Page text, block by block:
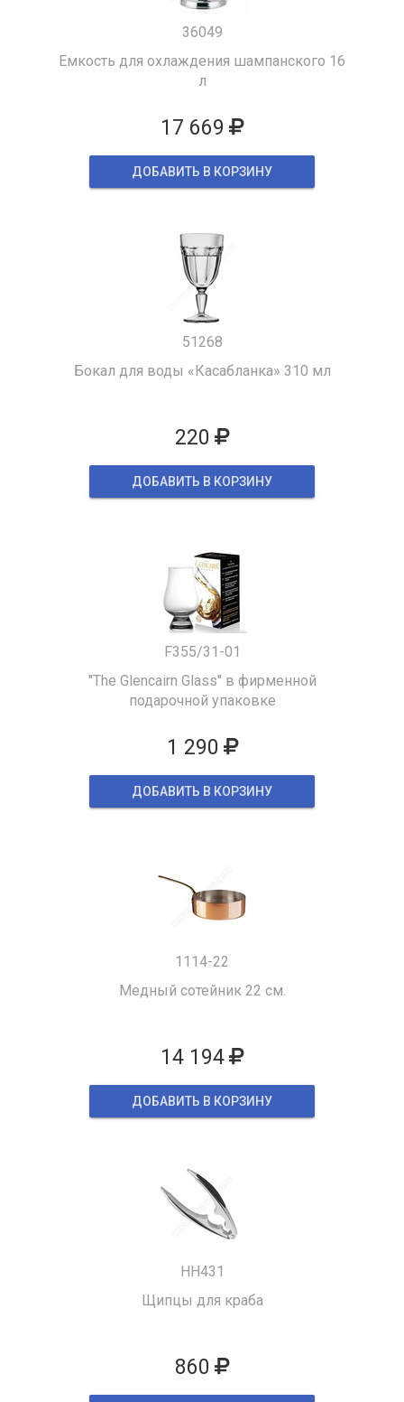
36049
Емкость для охлаждения шампанского 16
л
17 669
ДОБАВИТЬ В КОРЗИНУ
51268
Бокал для воды «Касабланка» 310 мл
220
ДОБАВИТЬ В КОРЗИНУ
F355/31-01
"The Glencairn Glass" в фирменной
подарочной упаковке
1 290
ДОБАВИТЬ В КОРЗИНУ
1114-22
Медный сотейник 22 см.
14 194
ДОБАВИТЬ В КОРЗИНУ
HH431
Щипцы для краба
860